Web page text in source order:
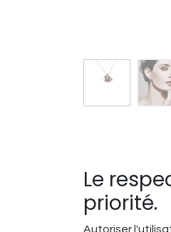
Le
priorité.
Autoriser